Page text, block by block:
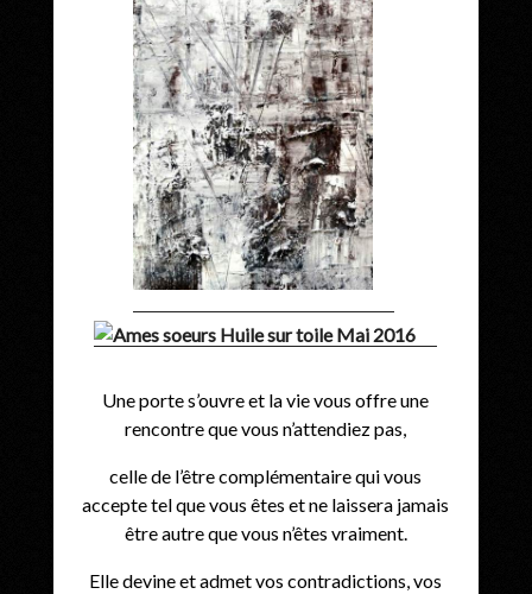
Une porte s’ouvre et la vie vous offre une
rencontre que vous n’attendiez pas,
celle de l’être complémentaire qui vous
accepte tel que vous êtes et ne laissera jamais
être autre que vous n’êtes vraiment.
Elle devine et admet vos contradictions, vos